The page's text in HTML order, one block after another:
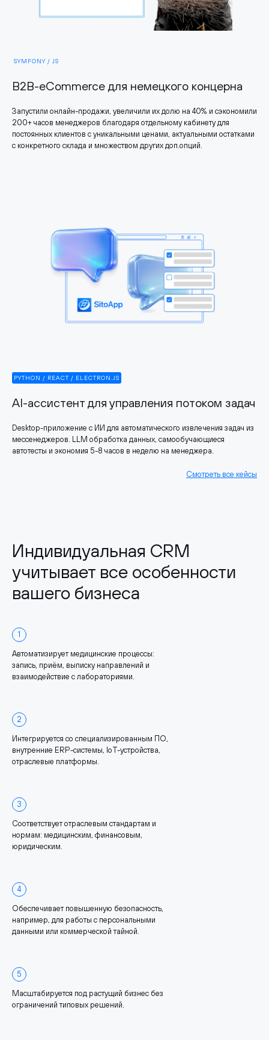
SYMFONY / JS
B2B-eCommerce для немецкого концерна
Запустили онлайн-продажи, увеличили их долю на 40% и сэкономили
200+ часов менеджеров благодаря отдельному кабинету для
постоянных клиентов с уникальными ценами, актуальными остатками
с конкретного склада и множеством других доп.опций.
PYTHON / REACT / ELECTRON.JS
AI-ассистент для управления потоком задач
Desktop-приложение с ИИ для автоматического извлечения задач из
мессенеджеров. LLM обработка данных, самообучающиеся
автотесты и экономия 5-8 часов в неделю на менеджера.
Смотреть все кейсы
Индивидуальная CRM
учитывает все особенности
вашего бизнеса
1
Автоматизирует медицинские процессы:
запись, приём, выписку направлений и
взаимодействие с лабораториями.
2
Интегрируется со специализированным ПО,
внутренние ERP-системы, IoT-устройства,
отраслевые платформы.
3
Соответствует отраслевым стандартам и
нормам: медицинским, финансовым,
юридическим.
4
Обеспечивает повышенную безопасность,
например, для работы с персональными
данными или коммерческой тайной.
5
Масштабируется под растущий бизнес без
ограничений типовых решений.